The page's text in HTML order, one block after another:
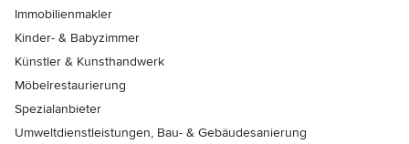
Immobilienmakler
Kinder- & Babyzimmer
Künstler & Kunsthandwerk
Möbelrestaurierung
Spezialanbieter
Umweltdienstleistungen, Bau- & Gebäudesanierung